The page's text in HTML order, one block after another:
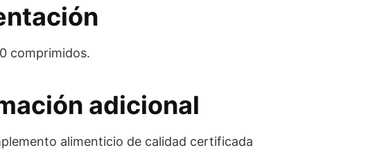
comprimidos.
adicional
alimenticio de calidad certificada